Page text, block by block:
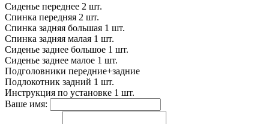
Сиденье переднее 2 шт.
Спинка передняя 2 шт.
Спинка задняя большая 1 шт.
Спинка задняя малая 1 шт.
Сиденье заднее большое 1 шт.
Сиденье заднее малое 1 шт.
Подголовники передние+задние
Подлокотник задний 1 шт.
Инструкция по установке 1 шт.
Ваше имя: